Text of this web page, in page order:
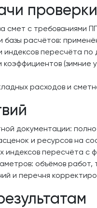
проверки
смет с требованиями
базы расчётов:
индексов пересчёта
(зимние
расходов и
документации:
и ресурсов на
индексов пересчёта с
объёмов работ,
и перечня